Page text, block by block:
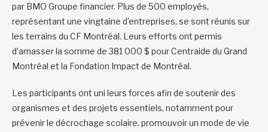
par BMO Groupe financier. Plus de 500 employés,
représentant une vingtaine d’entreprises, se sont réunis sur
les terrains du CF Montréal. Leurs efforts ont permis
d’amasser la somme de 381 000 $ pour Centraide du Grand
Montréal et la Fondation Impact de Montréal.
Les participants ont uni leurs forces afin de soutenir des
organismes et des projets essentiels, notamment pour
prévenir le décrochage scolaire, promouvoir un mode de vie